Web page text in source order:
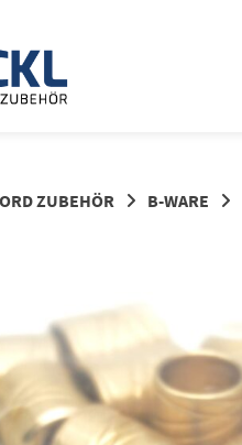
ZUBEHÖR B-WARE